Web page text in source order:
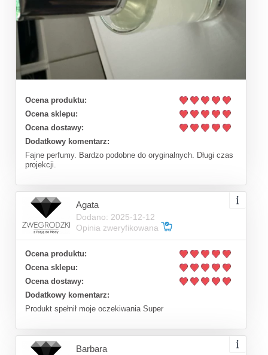
Ocena produktu:
Ocena sklepu:
Ocena dostawy:
Dodatkowy komentarz:
Fajne perfumy. Bardzo podobne do oryginalnych. Długi czas
projekcji.
Agata
Dodano: 2025-12-12
Opinia zweryfikowana
Ocena produktu:
Ocena sklepu:
Ocena dostawy:
Dodatkowy komentarz:
Produkt spełnił moje oczekiwania Super
Barbara